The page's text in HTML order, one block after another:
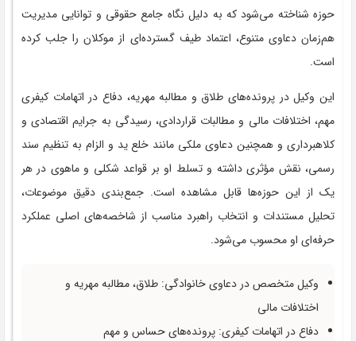
حوزه شناخته می‌شود که به دلیل نگاه جامع حقوقی و توانایی مدیریت
هم‌زمان دعاوی متنوع، اعتماد طیف گسترده‌ای از موکلان را جلب کرده
است.
این وکیل در پرونده‌های طلاق و مطالبه مهریه، دفاع در اتهامات کیفری
مهم، اختلافات مالی و مطالبات قراردادی، رسیدگی به جرایم اقتصادی و
کلاهبرداری و همچنین دعاوی ملکی مانند خلع ید و الزام به تنظیم سند
رسمی، نقش مؤثری داشته و تسلط او بر قواعد شکلی و ماهوی در هر
یک از این حوزه‌ها قابل مشاهده است. جمع‌بندی دقیق موضوعات،
تحلیل مستندات و انتخاب راهبرد مناسب از شاخصه‌های اصلی عملکرد
حرفه‌ای او محسوب می‌شود.
وکیل متخصص در دعاوی خانوادگی: طلاق، مطالبه مهریه و
اختلافات مالی
دفاع در اتهامات کیفری: پرونده‌های حساس و مهم